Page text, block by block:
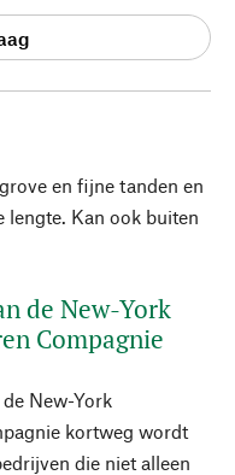
en fijne tanden en
lengte. Kan ook buiten
de New-York
Compagnie
New-York
kortweg wordt
die niet alleen